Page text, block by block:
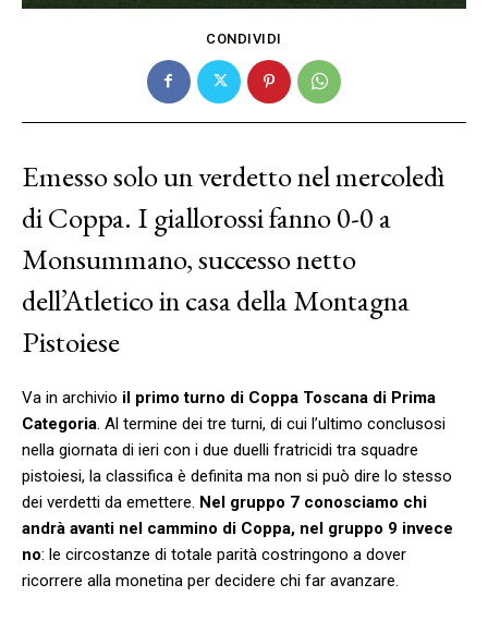
CONDIVIDI
Emesso solo un verdetto nel mercoledì
di Coppa. I giallorossi fanno 0-0 a
Monsummano, successo netto
dell’Atletico in casa della Montagna
Pistoiese
Va in archivio il primo turno di Coppa Toscana di Prima
Categoria. Al termine dei tre turni, di cui l’ultimo conclusosi
nella giornata di ieri con i due duelli fratricidi tra squadre
pistoiesi, la classifica è definita ma non si può dire lo stesso
dei verdetti da emettere. Nel gruppo 7 conosciamo chi
andrà avanti nel cammino di Coppa, nel gruppo 9 invece
no: le circostanze di totale parità costringono a dover
ricorrere alla monetina per decidere chi far avanzare.